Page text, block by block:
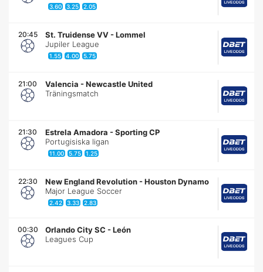
3.60 3.25 2.05
20:45 St. Truidense VV -Lommel
Jupiler League
1.55 4.00 5.75
21:00 Valencia -Newcastle United
Träningsmatch
21:30 Estrela Amadora -Sporting CP
Portugisiska ligan
11.00 5.75 1.25
22:30 New England Revolution -Houston Dynamo
Major League Soccer
2.42 3.33 2.83
00:30 Orlando City SC -León
Leagues Cup